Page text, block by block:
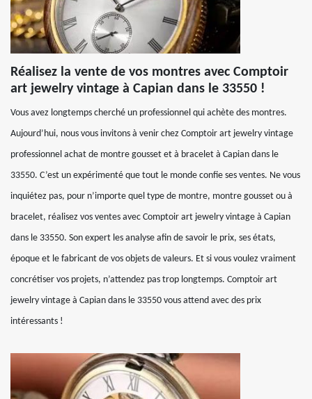
Réalisez la vente de vos montres avec Comptoir
art jewelry vintage à Capian dans le 33550 !
Vous avez longtemps cherché un professionnel qui achète des montres.
Aujourd’hui, nous vous invitons à venir chez Comptoir art jewelry vintage
professionnel achat de montre gousset et à bracelet à Capian dans le
33550. C’est un expérimenté que tout le monde confie ses ventes. Ne vous
inquiétez pas, pour n’importe quel type de montre, montre gousset ou à
bracelet, réalisez vos ventes avec Comptoir art jewelry vintage à Capian
dans le 33550. Son expert les analyse afin de savoir le prix, ses états,
époque et le fabricant de vos objets de valeurs. Et si vous voulez vraiment
concrétiser vos projets, n’attendez pas trop longtemps. Comptoir art
jewelry vintage à Capian dans le 33550 vous attend avec des prix
intéressants !